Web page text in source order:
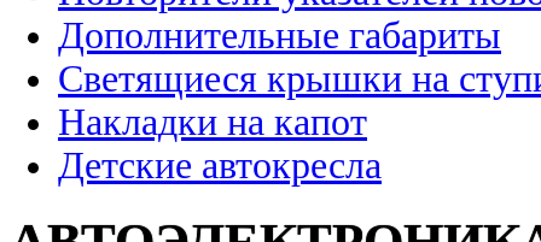
Дополнительные габариты
Светящиеся крышки на
Накладки на капот
Детские автокресла